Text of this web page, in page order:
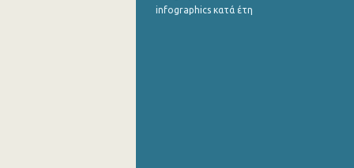
2o Τρίμηνο 2011
infographics κατά έτη